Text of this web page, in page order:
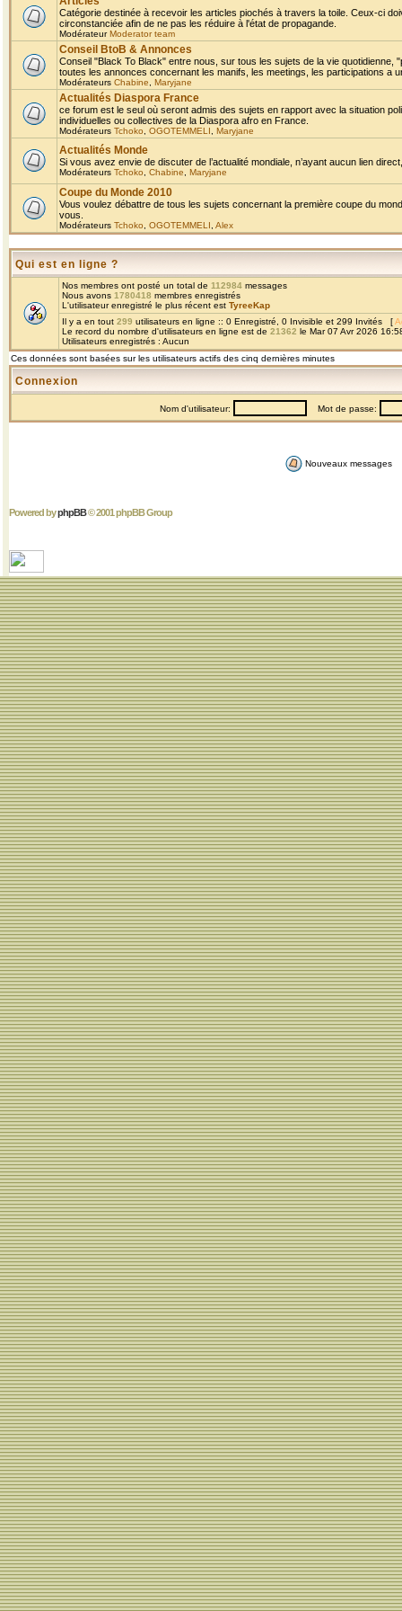
Catégorie destinée à recevoir les articles piochés à travers la toile. Ceux-ci
circonstanciée afin de ne pas les réduire à l'état de propagande.
ModérateurModerator team
Conseil BtoB & Annonces
Conseil "Black To Black" entre nous, sur tous les sujets de la vie
toutes les annonces concernant les manifs, les meetings, les participations a
Modérateurs Chabine Maryjane
Actualités Diaspora France
ce forum est le seul où seront admis des sujets en rapport avec la situation
individuelles ou collectives de la Diaspora afro en France.
Modérateurs Tchoko OGOTEMMELI Maryjane
Actualités Monde
Si vous avez envie de discuter de l’actualité mondiale, n’ayant aucun lien
Modérateurs Tchoko Chabine Maryjane
Coupe du Monde 2010
Vous voulez débattre de tous les sujets concernant la première coupe du
vous.
Modérateurs Tchoko OGOTEMMELI Alex
Qui est en ligne ?
Nos membres ont posté un total de 112984 messages
Nous avons 1780418 membres enregistrés
L'utilisateur enregistré le plus récent est TyreeKap
Il y a en tout 299 utilisateurs en ligne :: 0 Enregistré, 0 Invisible et 299 Invités [
Le record du nombre d'utilisateurs en ligne est de 21362 le Mar 07 Avr 2026
Utilisateurs enregistrés : Aucun
Ces données sont basées sur les utilisateurs actifs des cinq dernières minutes
Connexion
Nom d'utilisateur: Mot de passe:
Nouveaux messages
Powered byphpBB© 2001 phpBB Group